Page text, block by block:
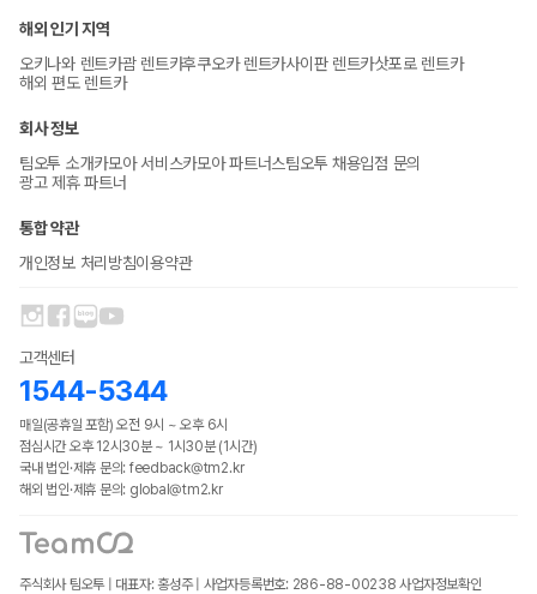
NOC 보장 포함
해외 인기 지역
오키나와 렌트카괌 렌트카후쿠오카 렌트카사이판 렌트카삿포로 렌트카
해외 편도 렌트카
회사 정보
팀오투 소개카모아 서비스카모아 파트너스팀오투 채용입점 문의
광고 제휴 파트너
통합 약관
개인정보 처리방침이용약관
고객센터
1544-5344
매일(공휴일 포함) 오전 9시 ~ 오후 6시
점심시간 오후 12시30분 ~ 1시30분 (1시간)
국내 법인·제휴 문의: feedback@tm2.kr
해외 법인·제휴 문의: global@tm2.kr
주식회사 팀오투 | 대표자: 홍성주 | 사업자등록번호: 286-88-00238 사업자정보확인